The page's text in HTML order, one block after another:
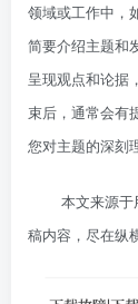
领域或工作中，
简要介绍主题和
呈现观点和论据
束后，通常会有
您对主题的深刻
本文来源
稿内容，尽在纵